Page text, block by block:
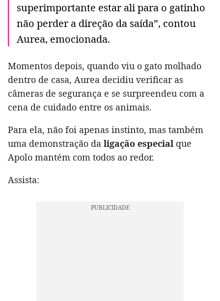
superimportante estar ali para o gatinho
não perder a direção da saída”, contou
Aurea, emocionada.
Momentos depois, quando viu o gato molhado
dentro de casa, Aurea decidiu verificar as
câmeras de segurança e se surpreendeu com a
cena de cuidado entre os animais.
Para ela, não foi apenas instinto, mas também
uma demonstração da ligação especial que
Apolo mantém com todos ao redor.
Assista: